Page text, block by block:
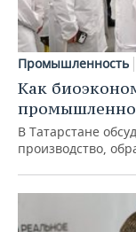
Промышленность
Как
В Татарстане
производство,